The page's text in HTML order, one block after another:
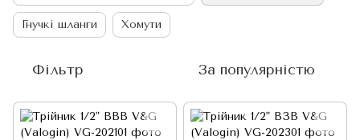
Гнучкі шланги Хомути
Фільтр За популярністю